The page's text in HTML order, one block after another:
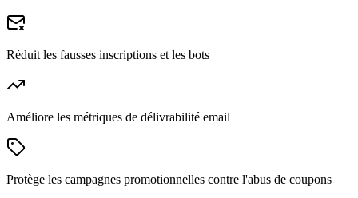
Réduit les fausses inscriptions et les bots
Améliore les métriques de délivrabilité email
Protège les campagnes promotionnelles contre l'abus de coupons